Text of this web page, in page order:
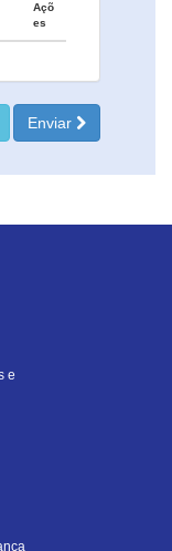
Açõ
es
Enviar
e